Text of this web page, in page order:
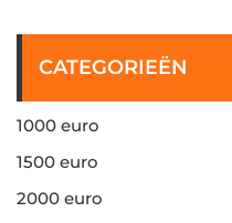
CATEGORIEËN
1000 euro
1500 euro
2000 euro